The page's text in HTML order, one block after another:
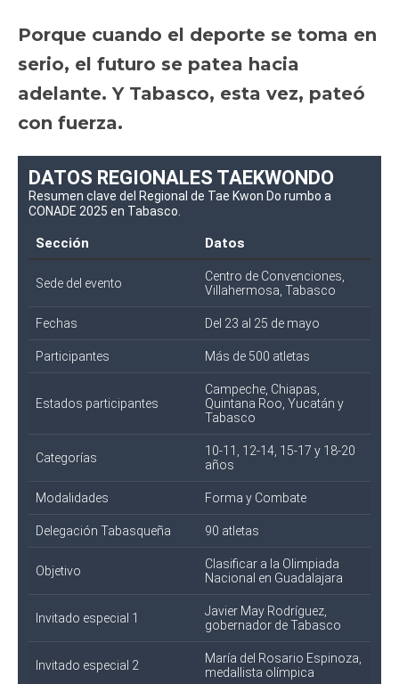
Porque cuando el deporte se toma en
serio, el futuro se patea hacia
adelante. Y Tabasco, esta vez, pateó
con fuerza.